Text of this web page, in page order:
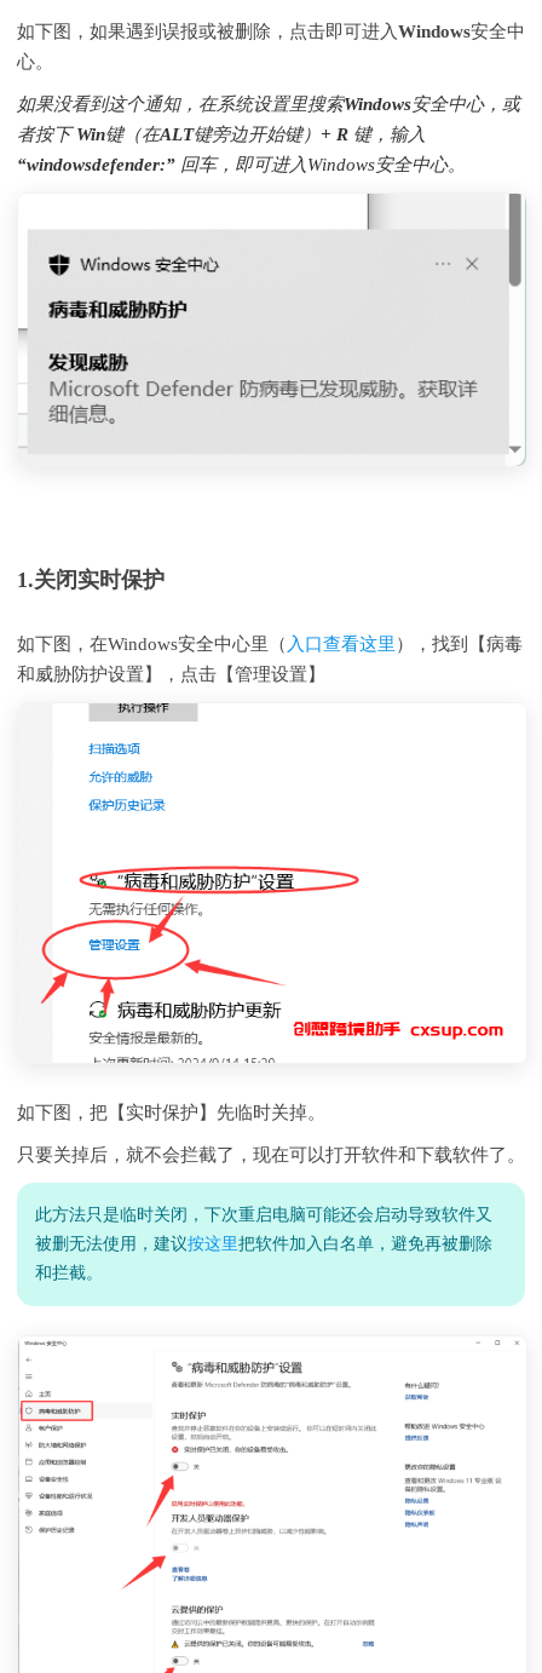
如下图，如果遇到误报或被删除，点击即可进入Windows安全中
心。
如果没看到这个通知，在系统设置里搜索Windows安全中心，或
者按下 Win键（在ALT键旁边开始键）+ R 键，输入
“windowsdefender:” 回车，即可进入Windows安全中心。
1.关闭实时保护
如下图，在Windows安全中心里（ 入口查看这里 ），找到【病毒
和威胁防护设置】，点击【管理设置】
如下图，把【实时保护】先临时关掉。
只要关掉后，就不会拦截了，现在可以打开软件和下载软件了。
此方法只是临时关闭，下次重启电脑可能还会启动导致软件又
被删无法使用，建议按这里把软件加入白名单，避免再被删除
和拦截。